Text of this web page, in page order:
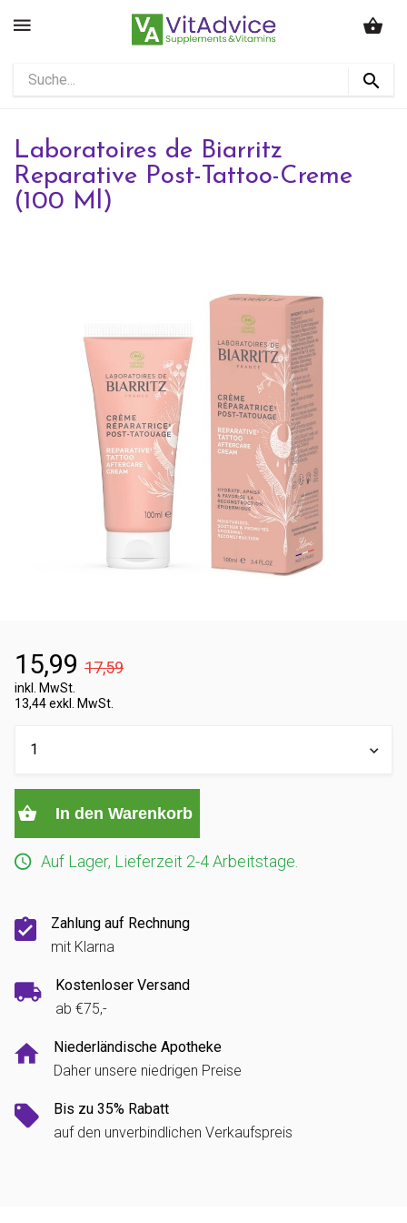
Laboratoires de Biarritz
Reparative Post-Tattoo-Creme
(100 Ml)
15,99 17,59
inkl. MwSt.
13,44 exkl. MwSt.
In den Warenkorb
Auf Lager, Lieferzeit 2-4 Arbeitstage.
Zahlung auf Rechnung
mit Klarna
Kostenloser Versand
ab €75,-
Niederländische Apotheke
Daher unsere niedrigen Preise
Bis zu 35% Rabatt
auf den unverbindlichen Verkaufspreis